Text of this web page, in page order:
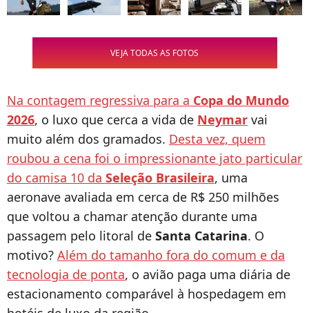
VEJA TODAS AS FOTOS
Na contagem regressiva para a Copa do Mundo
2026, o luxo que cerca a vida de Neymar vai
muito além dos gramados. Desta vez, quem
roubou a cena foi o impressionante jato particular
do camisa 10 da Seleção Brasileira, uma
aeronave avaliada em cerca de R$ 250 milhões
que voltou a chamar atenção durante uma
passagem pelo litoral de Santa Catarina. O
motivo? Além do tamanho fora do comum e da
tecnologia de ponta, o avião paga uma diária de
estacionamento comparável à hospedagem em